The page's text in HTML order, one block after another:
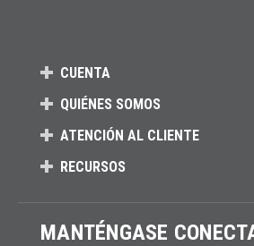
CUENTA
QUIÉNES SOMOS
ATENCIÓN AL CLIENTE
RECURSOS
MANTÉNGASE